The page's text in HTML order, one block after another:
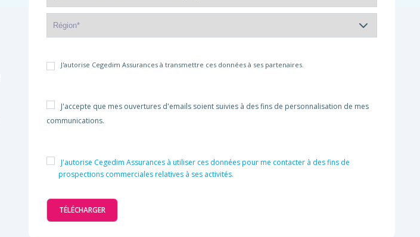
J'autorise Cegedim Assurances à transmettre ces données à ses partenaires.
J'accepte que mes ouvertures d'emails soient suivies à des fins de personnalisation de mes
communications.
J'autorise Cegedim Assurances à utiliser ces données pour me contacter à des fins de
prospections commerciales relatives à ses activités.